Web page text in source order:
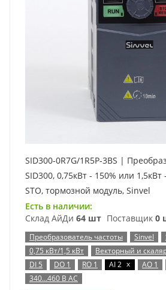
SID300-0R7G/1R5P-3BS |
SID300, 0,75кВт - 150% или
STO, тормозной модуль, Sinvel
Есть в наличии:
Склад АйДи 64 шт Поставщик 0
Преобразователь частоты Sinvel
0,75 кВт/1,5 кВт
Векторный и
DI 5
DO 1 RO 1 AI 2 x AO 1
340…460 В AC